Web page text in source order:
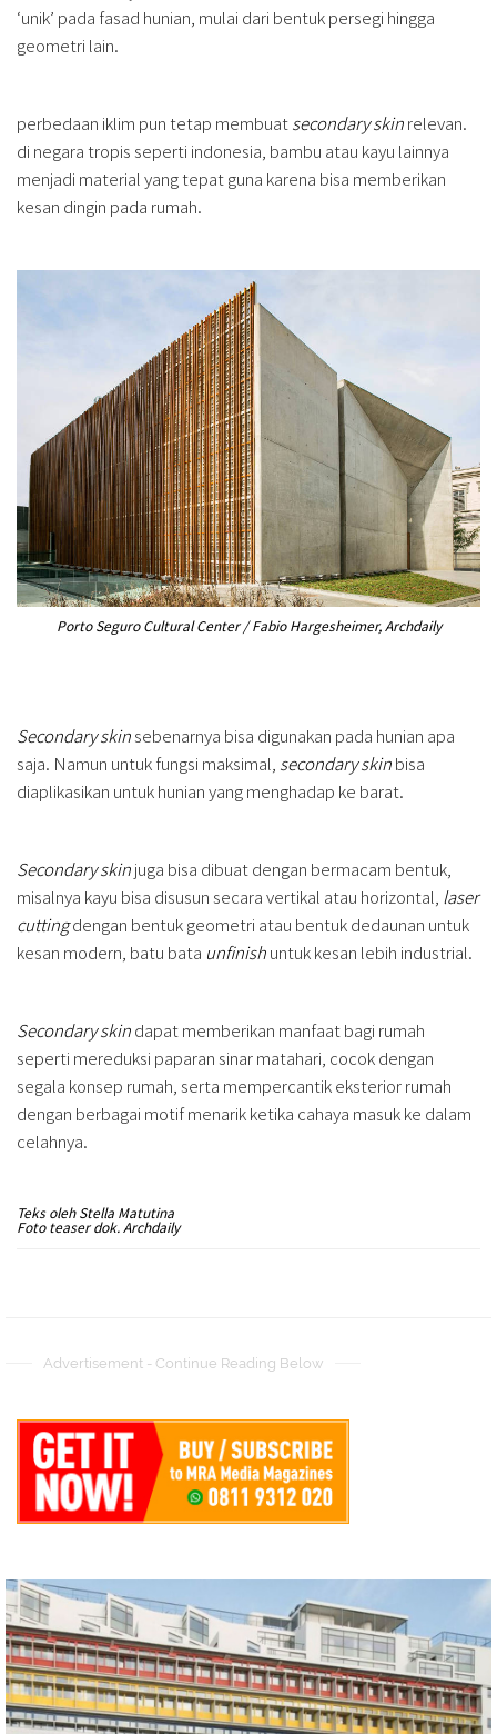
‘unik’ pada fasad hunian, mulai dari bentuk persegi hingga
geometri lain.
perbedaan iklim pun tetap membuatsecondary skinrelevan.
di negara tropis seperti indonesia, bambu atau kayu lainnya
menjadi material yang tepat guna karena bisa memberikan
kesan dingin pada rumah.
Porto Seguro Cultural Center / Fabio Hargesheimer, Archdaily
Secondary skinsebenarnya bisa digunakan pada hunian apa
saja. Namun untuk fungsi maksimal, secondary skinbisa
diaplikasikan untuk hunian yang menghadap ke barat.
Secondary skinjuga bisa dibuat dengan bermacam bentuk,
misalnya kayu bisa disusun secara vertikal atau horizontal, laser
cuttingdengan bentuk geometri atau bentuk dedaunan untuk
kesan modern, batu bata unfinishuntuk kesan lebih industrial.
Secondary skindapat memberikan manfaat bagi rumah
seperti mereduksi paparan sinar matahari, cocok dengan
segala konsep rumah, serta mempercantik eksterior rumah
dengan berbagai motif menarik ketika cahaya masuk ke dalam
celahnya.
Teks oleh Stella Matutina
Foto teaser dok. Archdaily
Advertisement - Continue Reading Below